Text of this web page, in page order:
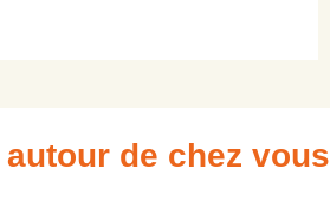
de chez vous